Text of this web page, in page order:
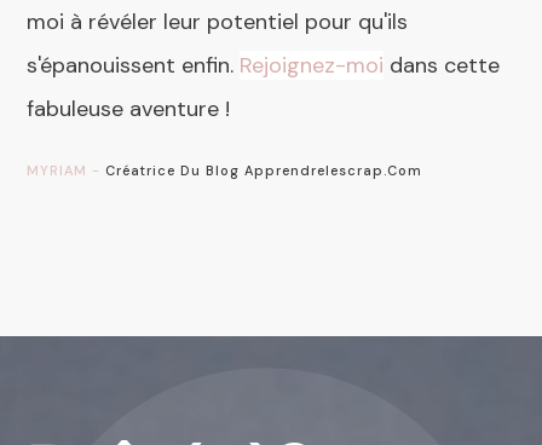
moi à révéler leur potentiel pour qu'ils
s'épanouissent enfin. Rejoignez-moi dans cette
fabuleuse aventure !
MYRIAM - Créatrice Du Blog Apprendrelescrap.com